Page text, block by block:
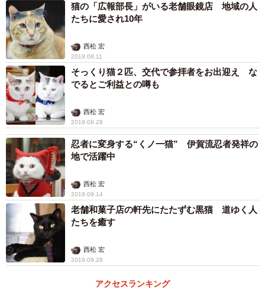
猫の「広報部長」がいる老舗眼鏡店 地域の人
たちに愛され10年
西松 宏
2019.08.11
そっくり猫２匹、交代で参拝者をお出迎え な
でるとご利益との噂も
西松 宏
2019.08.28
忍者に変身する“くノ一猫” 伊賀流忍者発祥の
地で活躍中
西松 宏
2019.09.14
老舗和菓子店の軒先にたたずむ黒猫 道ゆく人
たちを癒す
西松 宏
2019.09.28
アクセスランキング